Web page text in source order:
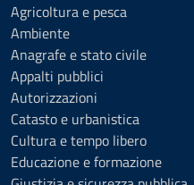
Agricoltura e pesca
Ambiente
Anagrafe e stato civile
Appalti pubblici
Autorizzazioni
Catasto e urbanistica
Cultura e tempo libero
Educazione e formazione